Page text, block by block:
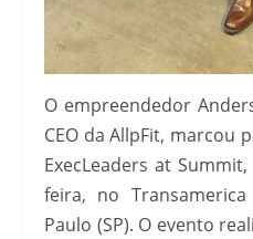
O empreendedor
CEO da AllpFit, marcou
ExecLeaders at
feira, no
Paulo (SP). O evento